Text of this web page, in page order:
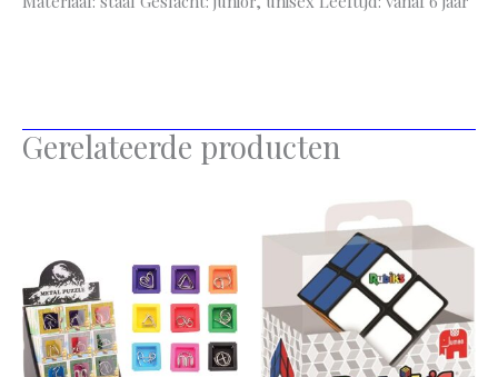
Gerelateerde producten
meerdere
variaties.
Deze